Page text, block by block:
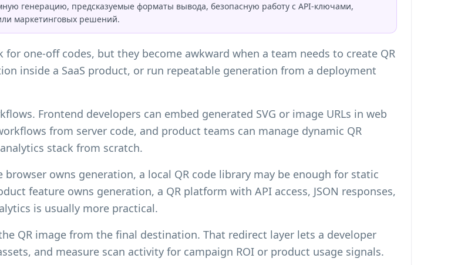
генерацию, предсказуемые форматы вывода, безопасную работу с API-ключами,
маркетинговых решений.
one-off codes, but they become awkward when a team needs to create QR
inside a SaaS product, or run repeatable generation from a deployment
Frontend developers can embed generated SVG or image URLs in web
from server code, and product teams can manage dynamic QR
stack from scratch.
owns generation, a local QR code library may be enough for static
feature owns generation, a QR platform with API access, JSON responses,
is usually more practical.
QR image from the final destination. That redirect layer lets a developer
and measure scan activity for campaign ROI or product usage signals.